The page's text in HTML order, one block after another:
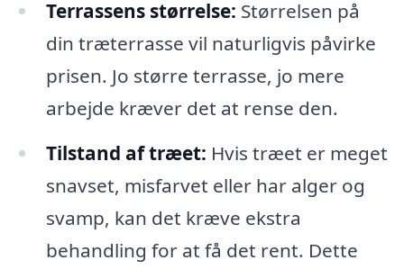
Terrassens størrelse: Størrelsen på
din træterrasse vil naturligvis påvirke
prisen. Jo større terrasse, jo mere
arbejde kræver det at rense den.
Tilstand af træet: Hvis træet er meget
snavset, misfarvet eller har alger og
svamp, kan det kræve ekstra
behandling for at få det rent. Dette